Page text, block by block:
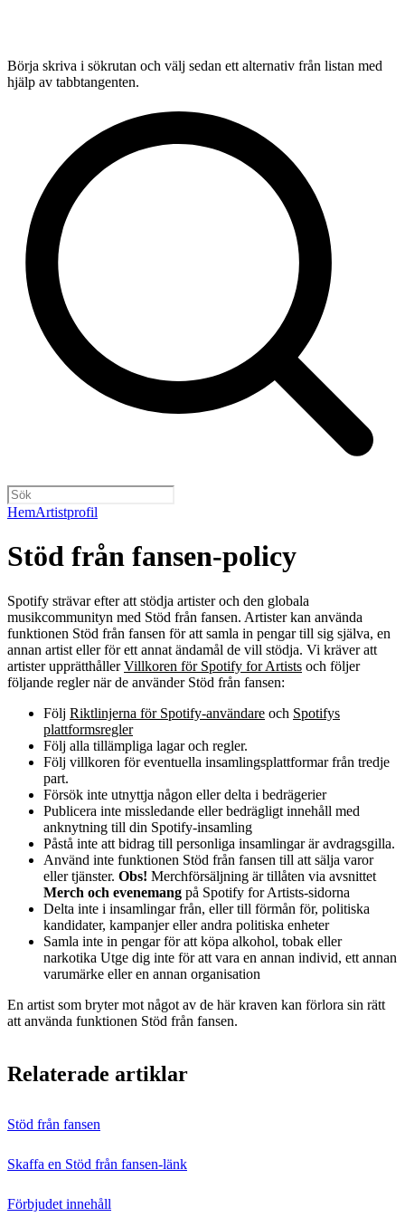
Börja skriva i sökrutan och välj sedan ett alternativ från listan med
hjälp av tabbtangenten.
HemArtistprofil
Stöd från fansen-policy
Spotify strävar efter att stödja artister och den globala
musikcommunityn med Stöd från fansen. Artister kan använda
funktionen Stöd från fansen för att samla in pengar till sig själva, en
annan artist eller för ett annat ändamål de vill stödja. Vi kräver att
artister upprätthållerVillkoren för Spotify for Artists och följer
följande regler när de använder Stöd från fansen:
Följ Riktlinjerna för Spotify-användare och Spotifys
plattformsregler
Följ alla tillämpliga lagar och regler.
Följ villkoren för eventuella insamlingsplattformar från tredje
part.
Försök inte utnyttja någon eller delta i bedrägerier
Publicera inte missledande eller bedrägligt innehåll med
anknytning till din Spotify-insamling
Påstå inte att bidrag till personliga insamlingar är avdragsgilla.
Använd inte funktionen Stöd från fansen till att sälja varor
eller tjänster. Obs! Merchförsäljning är tillåten via avsnittet
Merch och evenemang på Spotify for Artists-sidorna
Delta inte i insamlingar från, eller till förmån för, politiska
kandidater, kampanjer eller andra politiska enheter
Samla inte in pengar för att köpa alkohol, tobak eller
narkotika Utge dig inte för att vara en annan individ, ett annan
varumärke eller en annan organisation
En artist som bryter mot något av de här kraven kan förlora sin rätt
att använda funktionen Stöd från fansen.
Relaterade artiklar
Stöd från fansen
Skaffa en Stöd från fansen‑länk
Förbjudet innehåll